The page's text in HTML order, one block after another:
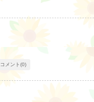
コメント(0)